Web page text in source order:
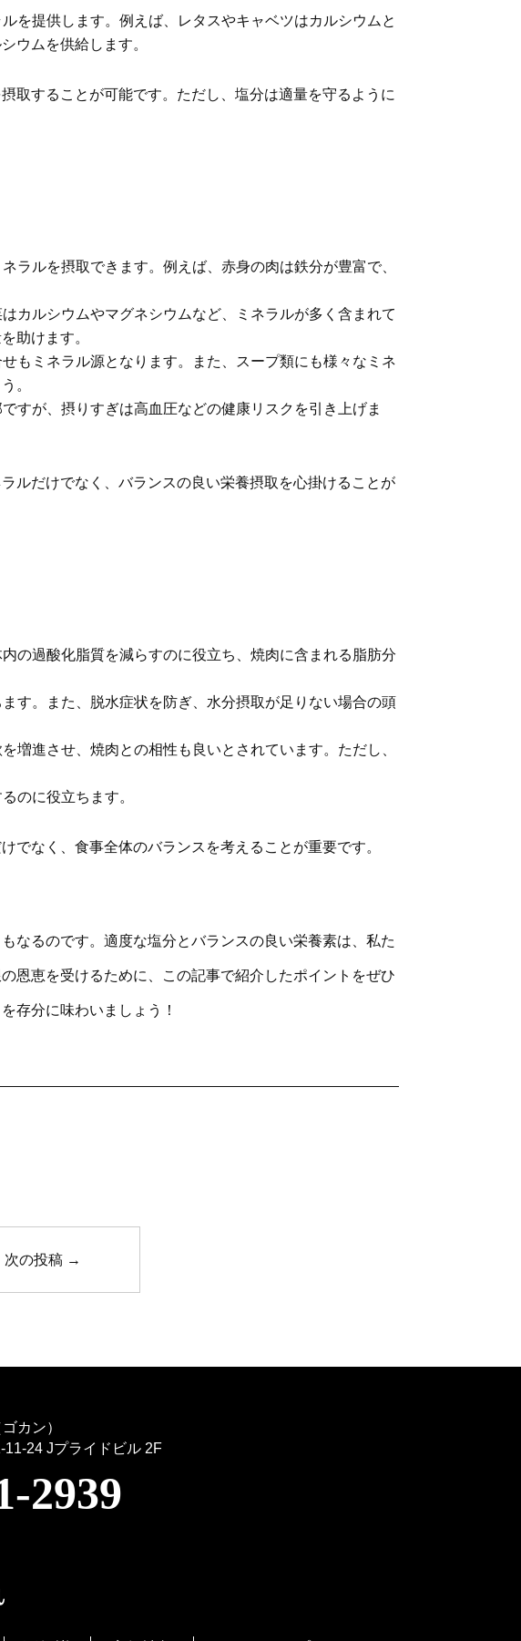
を提供します。例えば、レタスやキャベツはカルシウムと
ウムを供給します。
取することが可能です。ただし、塩分は適量を守るように
ラルを摂取できます。例えば、赤身の肉は鉄分が豊富で、
カルシウムやマグネシウムなど、ミネラルが多く含まれて
助けます。
もミネラル源となります。また、スープ類にも様々なミネ
。
すが、摂りすぎは高血圧などの健康リスクを引き上げま
ルだけでなく、バランスの良い栄養摂取を心掛けることが
の過酸化脂質を減らすのに役立ち、焼肉に含まれる脂肪分
す。また、脱水症状を防ぎ、水分摂取が足りない場合の頭
増進させ、焼肉との相性も良いとされています。ただし、
のに役立ちます。
でなく、食事全体のバランスを考えることが重要です。
なるのです。適度な塩分とバランスの良い栄養素は、私た
恩恵を受けるために、この記事で紹介したポイントをぜひ
存分に味わいましょう！
次の投稿 →
カン）
11-24Jプライドビル 2F
2939